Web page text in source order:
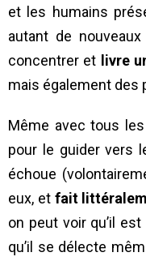
et les humains
autant de
concentrer et livre
mais également des
Même avec tous
pour le guider vers
échoue
eux, et fait
on peut voir qu’il
qu’il se délecte